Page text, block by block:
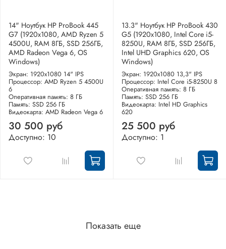
14" Ноутбук HP ProBook 445
G7 (1920x1080, AMD Ryzen 5
4500U, RAM 8ГБ, SSD 256ГБ,
AMD Radeon Vega 6, OS
Windows)
Экран: 1920x1080 14" IPS
Процессор: AMD Ryzen 5 4500U
6
Оперативная память: 8 ГБ
Память: SSD 256 ГБ
Видеокарта: AMD Radeon Vega 6
30 500 руб
Доступно: 10
13.3" Ноутбук HP ProBook 430
G5 (1920x1080, Intel Core i5-
8250U, RAM 8ГБ, SSD 256ГБ,
Intel UHD Graphics 620, OS
Windows)
Экран: 1920x1080 13,3" IPS
Процессор: Intel Core i5-8250U 8
Оперативная память: 8 ГБ
Память: SSD 256 ГБ
Видеокарта: Intel HD Graphics
620
25 500 руб
Доступно: 1
Показать еще